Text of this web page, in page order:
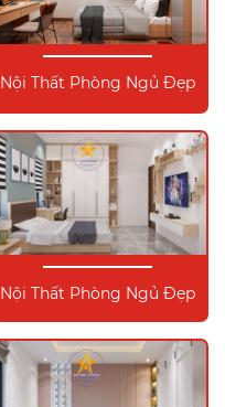
Nội Thất Phòng Ngủ Đẹp
Nội Thất Phòng Ngủ Đẹp